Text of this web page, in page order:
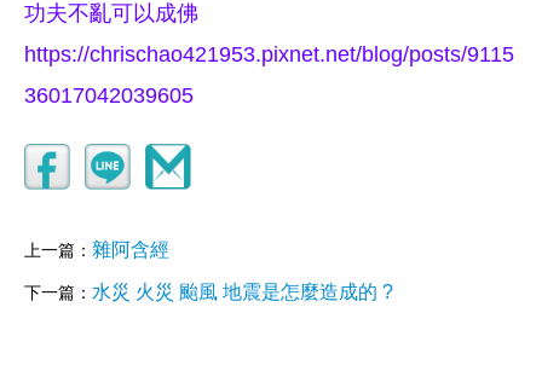
功夫不亂可以成佛
https://chrischao421953.pixnet.net/blog/posts/9115
36017042039605
上一篇： 雜阿含經
下一篇： 水災 火災 颱風 地震是怎麼造成的 ?